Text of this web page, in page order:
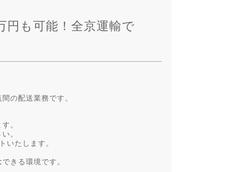
円も可能！全京運輸で
の配送業務です。
。
。
いたします。
きる環境です。